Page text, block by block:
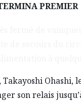
PREMIER
son relais